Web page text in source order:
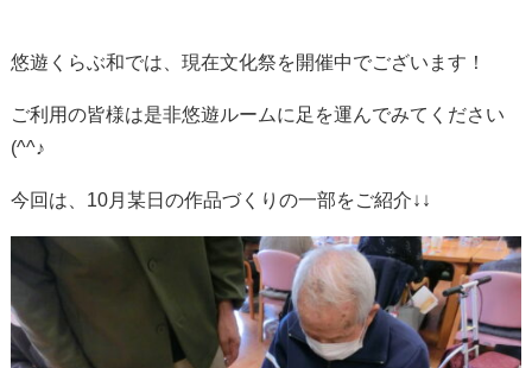
悠遊くらぶ和では、現在文化祭を開催中でございます！
ご利用の皆様は是非悠遊ルームに足を運んでみてください
(^^♪
今回は、10月某日の作品づくりの一部をご紹介↓↓